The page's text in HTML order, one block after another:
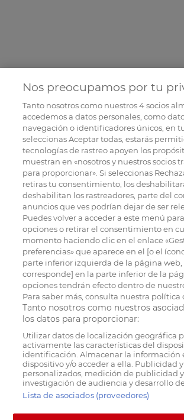
Nos preocupamos por tu
Tanto nosotros como nuestros4socios
accedemos a datos personales, como
navegación o identificadores únicos, en
seleccionas Aceptar todas, estarás
tecnologías de rastreo apoyen los
muestran en «nosotros y nuestros socios
para proporcionar». Si seleccionas
retiras tu consentimiento, los
deshabilitan los rastreadores, parte del
anuncios que ves podrían dejar de ser
Puedes volver a acceder a este menú
opciones o retirar el consentimiento en
momento haciendo clic en el enlace
preferencias» que aparece en el [o el
parte inferior izquierda de la página web,
corresponde] en la parte inferior de la
opciones tendrán efecto dentro de
Para saber más, consulta nuestra política
Tanto nosotros como nuestros
los datos para proporcionar:
Utilizar datos de localización geográfica
activamente las características del
identificación. Almacenar la información
dispositivo y/o acceder a ella. Publicidad
personalizados, medición de publicidad
investigación de audiencia y desarrollo de
Lista de asociados (proveedores)